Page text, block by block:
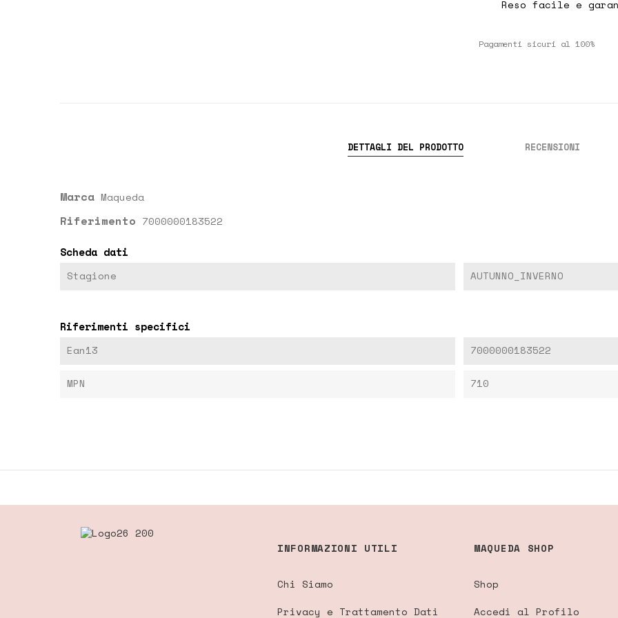
Reso facile e
Pagamenti sicuri al 100%
DETTAGLI DEL PRODOTTO RECENSIONI
Marca Maqueda
Riferimento 7000000183522
Scheda dati
Stagione AUTUNNO_INVERNO
Riferimenti specifici
Ean13 7000000183522
MPN 710
INFORMAZIONI UTILI
Chi Siamo
Privacy e Trattamento Dati
MAQUEDA SHOP
Shop
Accedi al Profilo